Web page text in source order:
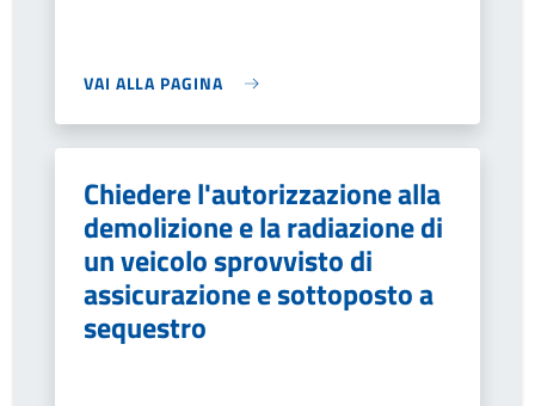
VAI ALLA PAGINA
Chiedere l'autorizzazione alla
demolizione e la radiazione di
un veicolo sprovvisto di
assicurazione e sottoposto a
sequestro